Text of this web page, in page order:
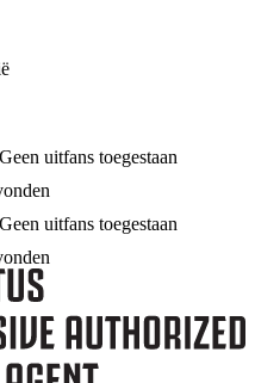
uitfans toegestaan
uitfans toegestaan